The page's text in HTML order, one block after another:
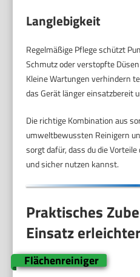
Langlebigkeit
Regelmäßige Pflege schützt
Schmutz oder verstopfte
Kleine Wartungen verhindern
das Gerät länger einsatzbereit
Die richtige Kombination aus
umweltbewussten Reinigern
sorgt dafür, dass du die
und sicher nutzen kannst.
Praktisches
Einsatz
Flächenreiniger